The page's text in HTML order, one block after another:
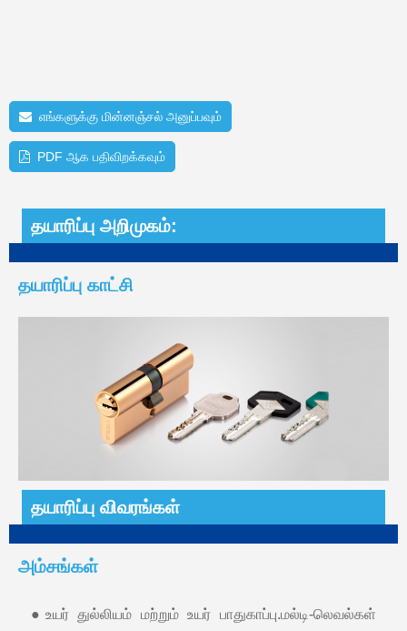
எங்களுக்கு மின்னஞ்சல் அனுப்பவும்
PDF ஆக பதிவிறக்கவும்
தயாரிப்பு அறிமுகம்:
தயாரிப்பு காட்சி
தயாரிப்பு விவரங்கள்
அம்சங்கள்
●உயர் துல்லியம் மற்றும் உயர் பாதுகாப்பு.மல்டி-லெவல்கள்